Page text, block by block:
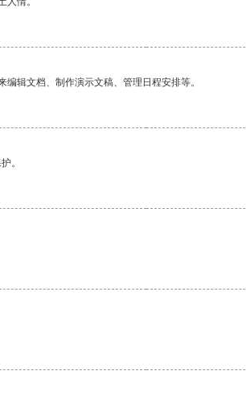
辑文档、制作演示文稿、管理日程安排等。
。